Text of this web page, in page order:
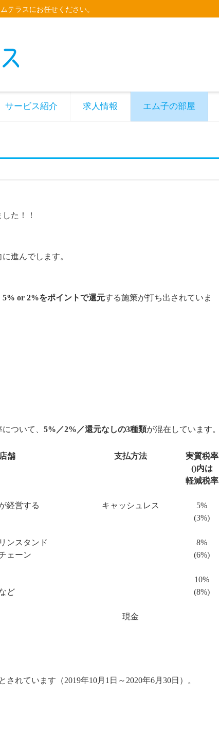
テラスにお任せください。
サービス紹介 求人情報 エム子の部屋
た！！
進んでします。
5% or 2%をポイントで還元する施策が打ち出されていま
ついて、 5%／2%／還元なしの3種類が混在しています。
舗 支払方法
実質税率
()内は
軽減税率
経営する
キャッシュレス
5%
(3%)
ンスタンド
ェーン
8%
(6%)
ど
10%
(8%)
現金
とされています（2019年10月1日～2020年6月30日）。